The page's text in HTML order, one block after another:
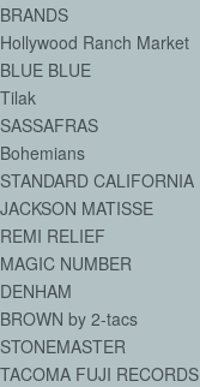
BRANDS
Hollywood Ranch Market
BLUE BLUE
Tilak
SASSAFRAS
Bohemians
STANDARD CALIFORNIA
JACKSON MATISSE
REMI RELIEF
MAGIC NUMBER
DENHAM
BROWN by 2-tacs
STONEMASTER
TACOMA FUJI RECORDS